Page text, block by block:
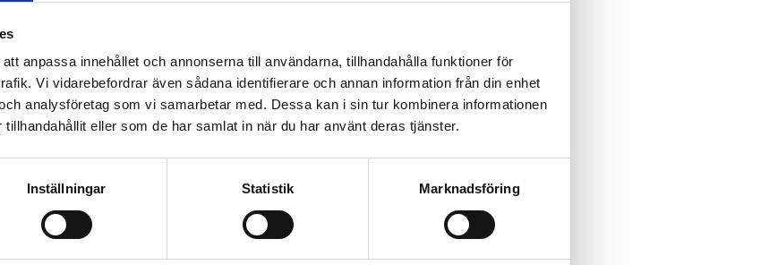
anpassa innehållet och annonserna till användarna, tillhandahålla funktioner för
Vi vidarebefordrar även sådana identifierare och annan information från din enhet
analysföretag som vi samarbetar med. Dessa kan i sin tur kombinera informationen
eller som de har samlat in när du har använt deras tjänster.
Inställningar Statistik Marknadsföring